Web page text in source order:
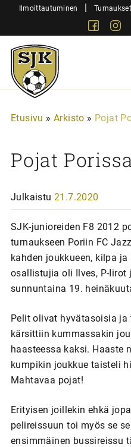
SiirryIlmoittautuminen | Turnaukset
Sjk-
Juniorit
Etusivu » Arkisto » Pojat
Pojat
Julkaistu 21.7.2020
SJK-junioreiden F8 2012
turnaukseen Poriin FC
kahden joukkueen, kilpa
osallistujia oli Ilves, P-Iirot
sunnuntaina 19.
Pelit olivat hyvätasoisia
kärsittiin kummassakin
haasteessa kaksi. Haaste
kumpikin joukkue taisteli
Mahtavaa pojat!
Erityisen joillekin ehkä
pelireissuun toi myös se
ensimmäinen bussireissu